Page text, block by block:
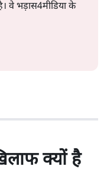
वे भड़ास4मीडिया के
क्यों है